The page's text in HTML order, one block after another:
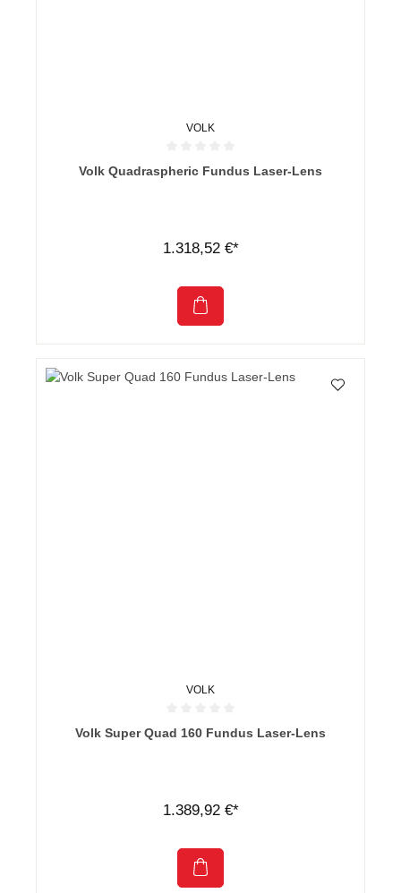
VOLK
Durchschnittliche Bewertung von 0 von 5 Sternen
Volk Quadraspheric Fundus Laser-Lens
1.318,52 €*
VOLK
Durchschnittliche Bewertung von 0 von 5 Sternen
Volk Super Quad 160 Fundus Laser-Lens
1.389,92 €*